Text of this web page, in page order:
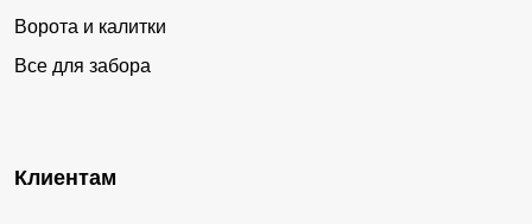
Ворота и калитки
Все для забора
Клиентам